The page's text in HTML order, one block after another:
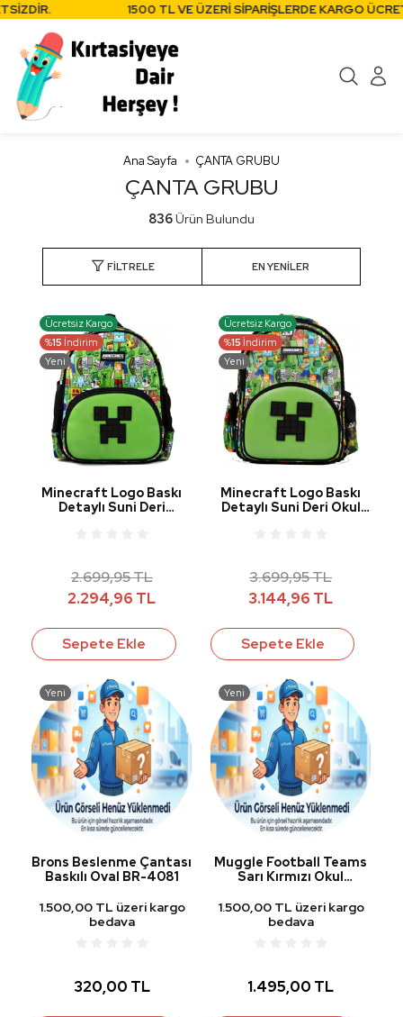
1500 TL VE ÜZERİ SİPARİŞLERDE KARGO
Ana Sayfa ÇANTA GRUBU
ÇANTA GRUBU
836Ürün Bulundu
FILTRELE
Ücretsiz Kargo
%15 İndirim
Yeni
Minecraft Logo Baskı
Detaylı Suni Deri
2.699,95 TL
2.294,96 TL
Sepete Ekle
Ücretsiz Kargo
%15 İndirim
Yeni
Minecraft Logo Baskı
Detaylı Suni Deri Okul
3.699,95 TL
3.144,96 TL
Sepete Ekle
Yeni
Brons Beslenme Çantası
Baskılı Oval BR-4081
1.500,00 TL üzeri kargo
bedava
320,00 TL
Yeni
Muggle Football Teams
Sarı Kırmızı Okul
1.500,00 TL üzeri kargo
bedava
1.495,00 TL